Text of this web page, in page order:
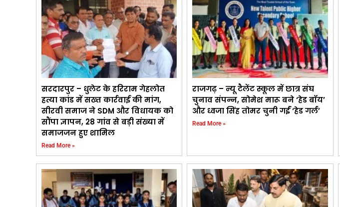
सरदारपुर – धुलेट के हरिराम गेहलोत
हत्या कांड में सख्त कार्रवाई की मांग,
सीरवी समाज ने SDM और विधायक को
सौंपा ज्ञापन, 28 गांव से बड़ी संख्या में
समाजजन हुए शामिल
Read More »
राजगढ़ – न्यू टैलेंट स्कूल में छात्र संघ
चुनाव संपन्न, सोमेश मारू बने ‘हेड बॉय’
और ध्वजा सिंह तोमर चुनी गईं ‘हेड गर्ल’
Read More »